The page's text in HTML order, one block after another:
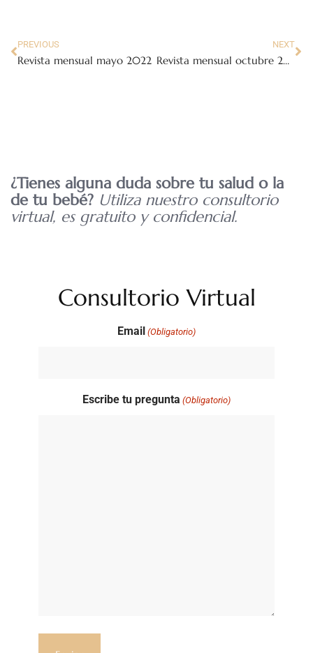
PREVIOUS
Revista mensual mayo 2022
NEXT
Revista mensual octubre 2022
¿Tienes alguna duda sobre tu salud o la
de tu bebé? Utiliza nuestro consultorio
virtual, es gratuito y confidencial.
Consultorio Virtual
Email (Obligatorio)
Escribe tu pregunta (Obligatorio)